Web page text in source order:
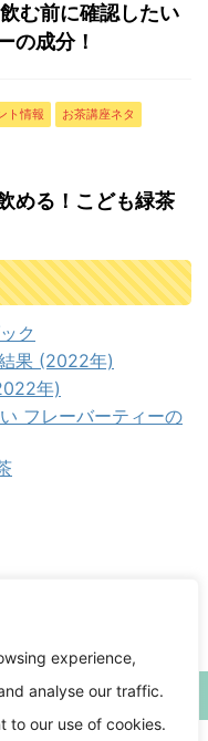
experience,
analyse our traffic.
to our use of cookies.
む前に確認したい
の成分！
ト情報
お茶講座ネタ
める！こども緑茶
ク
果 (2022年)
年)
フレーバーティーの